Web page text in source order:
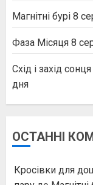
Магнітні бурі 8
Фаза Місяця 8
Схід і захід
дня
ОСТАННІ
Кросівки для